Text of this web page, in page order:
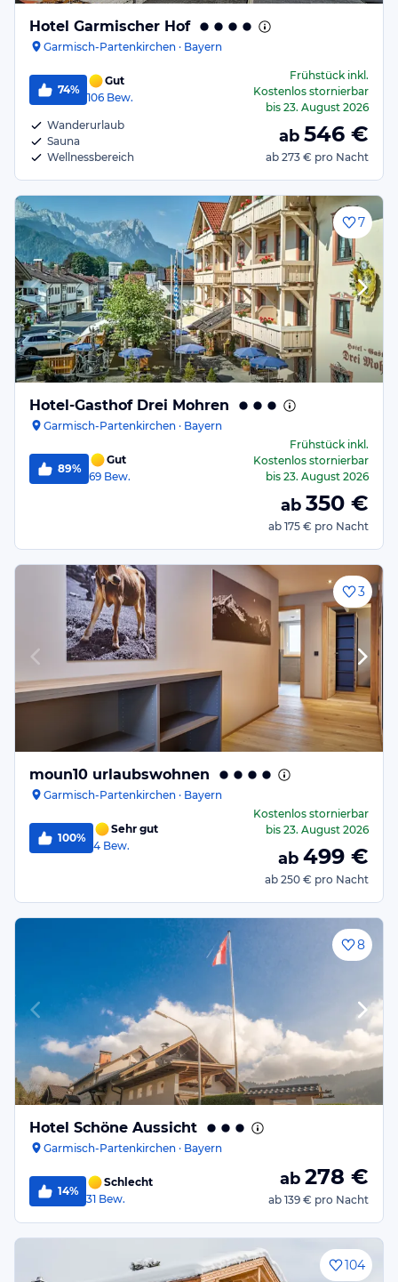
Hotel Garmischer Hof
Garmisch-Partenkirchen · Bayern
74%
Gut
106 Bew.
Wanderurlaub
Sauna
Wellnessbereich
Frühstückinkl.
Kostenlos stornierbar
bis 23. August 2026
ab 546 €
ab 273 € pro Nacht
7
Hotel-Gasthof Drei Mohren
Garmisch-Partenkirchen · Bayern
89%
Gut
69 Bew.
Frühstückinkl.
Kostenlos stornierbar
bis 23. August 2026
ab 350 €
ab 175 € pro Nacht
3
moun10 urlaubswohnen
Garmisch-Partenkirchen · Bayern
100%
Sehr gut
4 Bew.
Kostenlos stornierbar
bis 23. August 2026
ab 499 €
ab 250 € pro Nacht
8
Hotel Schöne Aussicht
Garmisch-Partenkirchen · Bayern
14%
Schlecht
31 Bew.
ab 278 €
ab 139 € pro Nacht
104